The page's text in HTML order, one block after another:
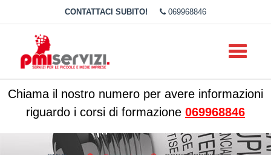
CONTATTACI SUBITO! 069968846
Toggle
Chiama il nostro numero per avere informazioni
riguardo i corsi di formazione 069968846